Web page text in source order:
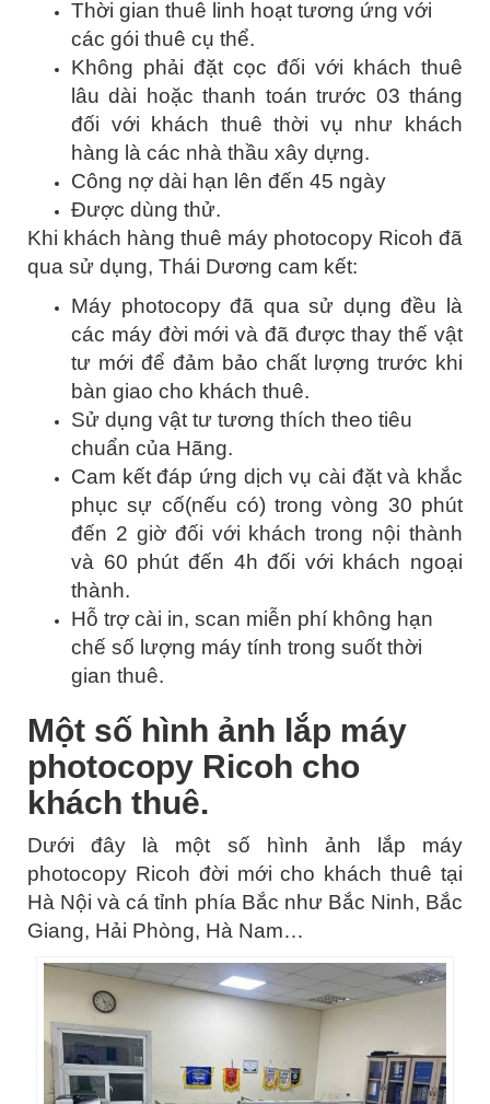
Thời gian thuê linh hoạt tương ứng với
các gói thuê cụ thể.
Không phải đặt cọc đối với khách thuê
lâu dài hoặc thanh toán trước 03 tháng
đối với khách thuê thời vụ như khách
hàng là các nhà thầu xây dựng.
Công nợ dài hạn lên đến 45 ngày
Được dùng thử.
Khi khách hàng thuê máy photocopy Ricoh đã
qua sử dụng, Thái Dương cam kết:
Máy photocopy đã qua sử dụng đều là
các máy đời mới và đã được thay thế vật
tư mới để đảm bảo chất lượng trước khi
bàn giao cho khách thuê.
Sử dụng vật tư tương thích theo tiêu
chuẩn của Hãng.
Cam kết đáp ứng dịch vụ cài đặt và khắc
phục sự cố(nếu có) trong vòng 30 phút
đến 2 giờ đối với khách trong nội thành
và 60 phút đến 4h đối với khách ngoại
thành.
Hỗ trợ cài in, scan miễn phí không hạn
chế số lượng máy tính trong suốt thời
gian thuê.
Một số hình ảnh lắp máy
photocopy Ricoh cho
khách thuê.
Dưới đây là một số hình ảnh lắp máy
photocopy Ricoh đời mới cho khách thuê tại
Hà Nội và cá tỉnh phía Bắc như Bắc Ninh, Bắc
Giang, Hải Phòng, Hà Nam…